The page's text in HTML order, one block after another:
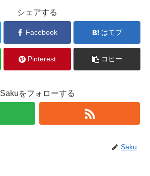
シェアする
Facebook はてブ
Pinterest コピー
Sakuをフォローする
Saku